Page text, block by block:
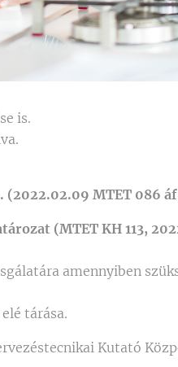
is.
(2022.02.09 MTET 086
(MTET KH 113,
amennyiben
tárása.
Kutató